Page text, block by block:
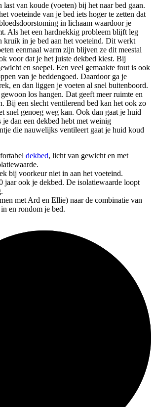
last van koude (voeten) bij het naar bed gaan.
voeteinde van je bed iets hoger te zetten dat
in lichaam waardoor je
Als het een hardnekkig probleem blijft leg
kruik in je bed aan het voeteind. Dit werkt
eenmaal warm zijn blijven ze dit meestal
voor dat je het juiste dekbed kiest. Bij
en soepel. Een veel gemaakte fout is ook
van je beddengoed. Daardoor ga je
en dan liggen je voeten al snel buitenboord.
los hangen. Dat geeft meer ruimte en
Bij een slecht ventilerend bed kan het ook zo
snel genoeg weg kan. Ook dan gaat je huid
dan een dekbed hebt met weinig
die nauwelijks ventileert gaat je huid koud
dekbed, licht van gewicht en met
bij voorkeur niet in aan het voeteind.
jaar ook je dekbed. De isolatiewaarde loopt
met Ard en Ellie) naar de combinatie van
en rondom je bed.